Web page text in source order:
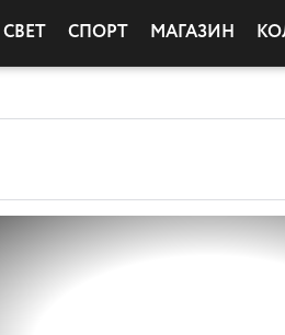
СВЕТ СПОРТ МАГАЗИН